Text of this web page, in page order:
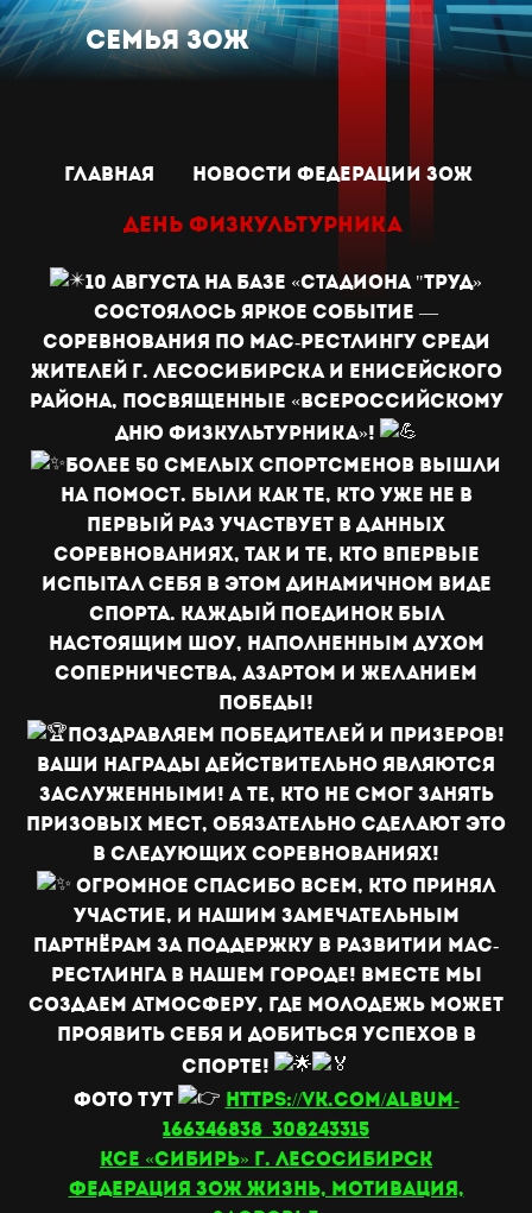
Семья ЗОЖ
главная новости Федерации зож
День физкультурника
10 августа на базе «Стадиона "Труд»
состоялось яркое событие —
соревнования по мас-рестлингу среди
жителей г. Лесосибирска и Енисейского
района, посвященные «Всероссийскому
Дню физкультурника»!
Более 50 смелых спортсменов вышли
на помост. Были как те, кто уже не в
первый раз участвует в данных
соревнованиях, так и те, кто впервые
испытал себя в этом динамичном виде
спорта. Каждый поединок был
настоящим шоу, наполненным духом
соперничества, азартом и желанием
победы!
Поздравляем победителей и призеров!
Ваши награды действительно являются
заслуженными! А те, кто не смог занять
призовых мест, обязательно сделают это
в следующих соревнованиях!
Огромное спасибо всем, кто принял
участие, и нашим замечательным
партнёрам за поддержку в развитии мас-
рестлинга в нашем городе! Вместе мы
создаем атмосферу, где молодежь может
проявить себя и добиться успехов в
спорте!
Фото тут
https://vk.com/album-
166346838_308243315
КСЕ «СИБИРЬ» г. Лесосибирск
ФЕДЕРАЦИЯ ЗОЖ Жизнь, Мотивация,